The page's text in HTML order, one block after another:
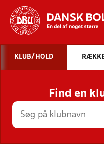
STILLINGER,
KLUB/HOLD
Find en